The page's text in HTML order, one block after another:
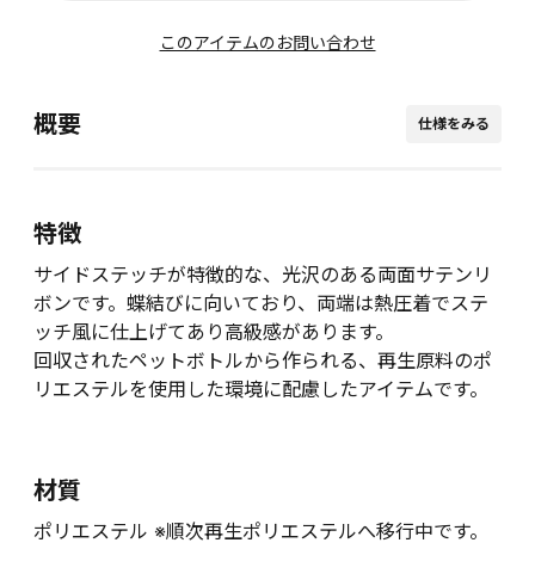
このアイテムのお問い合わせ
概要 仕様をみる
特徴
サイドステッチが特徴的な、光沢のある両面サテンリ
ボンです。蝶結びに向いており、両端は熱圧着でステ
ッチ風に仕上げてあり高級感があります。
回収されたペットボトルから作られる、再生原料のポ
リエステルを使用した環境に配慮したアイテムです。
材質
ポリエステル ※順次再生ポリエステルへ移行中です。